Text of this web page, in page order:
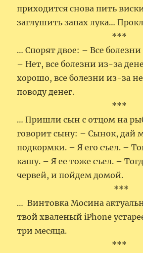
приходится снова пить
заглушить запах лука…
***
… Спорят двое: – Все
– Нет, все болезни из-за
хорошо, все болезни из-за
поводу денег.
***
… Пришли сын с отцом на
говорит сыну: – Сынок, дай
подкормки. – Я его съел. –
кашу. – Я ее тоже съел. –
червей, и пойдем домой.
***
… Винтовка Мосина
твой хваленый iPhone
три месяца.
***